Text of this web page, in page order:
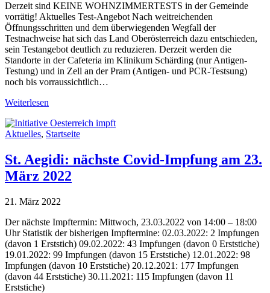
Derzeit sind KEINE WOHNZIMMERTESTS in der Gemeinde
vorrätig! Aktuelles Test-Angebot Nach weitreichenden
Öffnungsschritten und dem überwiegenden Wegfall der
Testnachweise hat sich das Land Oberösterreich dazu entschieden,
sein Testangebot deutlich zu reduzieren. Derzeit werden die
Standorte in der Cafeteria im Klinikum Schärding (nur Antigen-
Testung) und in Zell an der Pram (Antigen- und PCR-Testsung)
noch bis vorraussichtlich…
Weiterlesen
Aktuelles, Startseite
St. Aegidi: nächste Covid-Impfung am 23.
März 2022
21. März 2022
Der nächste Impftermin: Mittwoch, 23.03.2022 von 14:00 – 18:00
Uhr Statistik der bisherigen Impftermine: 02.03.2022: 2 Impfungen
(davon 1 Erststich) 09.02.2022: 43 Impfungen (davon 0 Erststiche)
19.01.2022: 99 Impfungen (davon 15 Erststiche) 12.01.2022: 98
Impfungen (davon 10 Erststiche) 20.12.2021: 177 Impfungen
(davon 44 Erststiche) 30.11.2021: 115 Impfungen (davon 11
Erststiche)